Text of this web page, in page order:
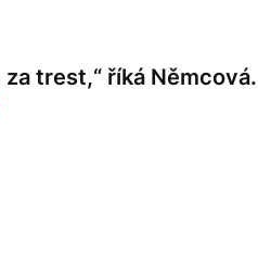
trest,“ říká